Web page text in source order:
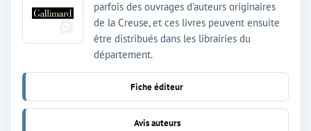
parfois des ouvrages d'auteurs originaires
de la Creuse, et ces livres peuvent ensuite
être distribués dans les librairies du
département.
Fiche éditeur
Avis auteurs